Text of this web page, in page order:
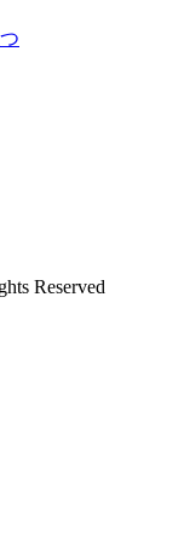
Reserved